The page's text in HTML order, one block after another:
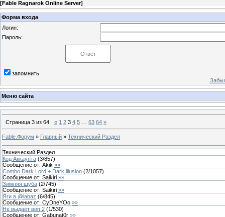
[Fable Ragnarok Online Server]
Форма входа
Логин:
Пароль:
запомнить
Меню сайта
Страница 3 из 64 « 1 2 3 4 5 63 64 »
Fable.Форум » Главный » Технический Раздел
Технический Раздел
Код Аккаунта (3/857)
Сообщение от: Akik »»
Combo Dark Lord + Dark illusion (2/1057)
Сообщение от: Saikiri »»
Зимняя шуба (2/745)
Сообщение от: Saikiri »»
Яги в @labaz (6/845)
Сообщение от: CyDneYOo »»
Не выдает вип 2 (1/530)
Сообщение от: Gabunat0r »»